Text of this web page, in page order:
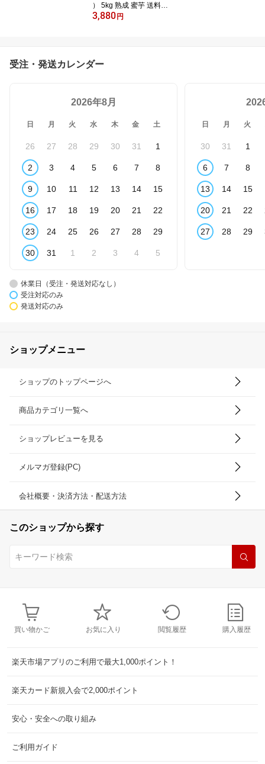
） 5kg 熟成 蜜芋 送料無
料 大分県産 しっとり さ
3,880 円
受注・発送カレンダー
2026年8月
日 月 火 水 木 金 土
26 27 28 29 30 31 1
2 3 4 5 6 7 8
9 10 11 12 13 14 15
16 17 18 19 20 21 22
23 24 25 26 27 28 29
30 31 1 2 3 4 5
日 月 火
30 31 1
6 7 8
13 14 15
20 21 22
27 28 29
休業日（受注・発送対応なし）
受注対応のみ
発送対応のみ
ショップメニュー
ショップのトップページへ
商品カテゴリ一覧へ
ショップレビューを見る
メルマガ登録(PC)
会社概要・決済方法・配送方法
このショップから探す
買い物かご お気に入り 閲覧履歴 購入履歴
楽天市場アプリのご利用で最大1,000ポイント！
楽天カード新規入会で2,000ポイント
安心・安全への取り組み
ご利用ガイド